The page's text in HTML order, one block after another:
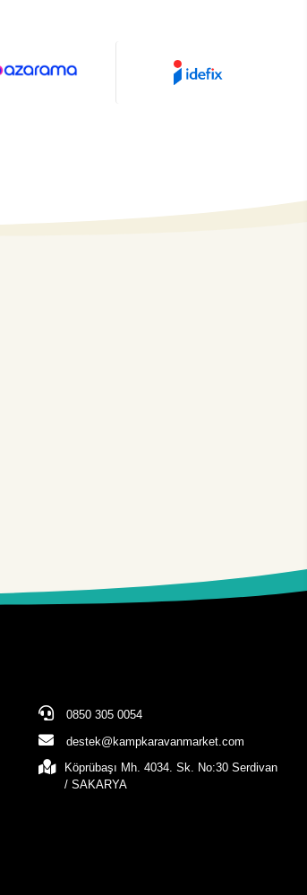
0850 305 0054
destek@kampkaravanmarket.com
Köprübaşı Mh. 4034. Sk. No:30 Serdivan
/ SAKARYA